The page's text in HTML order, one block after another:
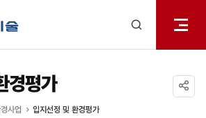
열기
경평가
사업 입지선정 및 환경평가